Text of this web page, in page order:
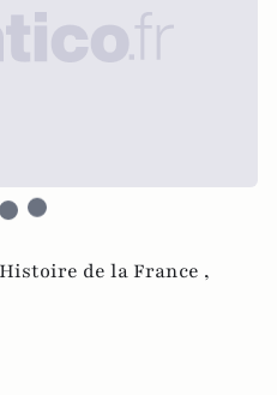
Histoire de la France ,